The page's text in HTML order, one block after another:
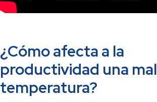
¿Cómo afecta a la
productividad una
temperatura?